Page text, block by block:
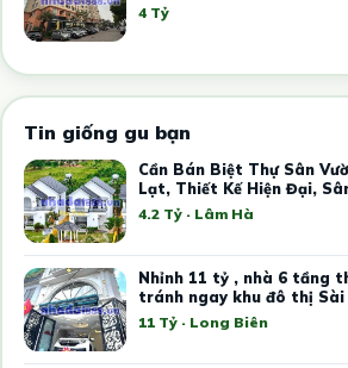
4 Tỷ
Tin giống gu bạn
Cần Bán Biệt Thự Sân
Lạt, Thiết Kế Hiện Đại,
4.2 Tỷ · Lâm Hà
Nhỉnh 11 tỷ , nhà 6 tầng
tránh ngay khu đô thị Sài
11 Tỷ · Long Biên